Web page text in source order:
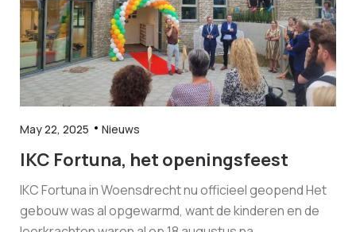
May 22, 2025 Nieuws
IKC Fortuna, het openingsfeest
IKC Fortuna in Woensdrecht nu officieel geopend Het
gebouw was al opgewarmd, want de kinderen en de